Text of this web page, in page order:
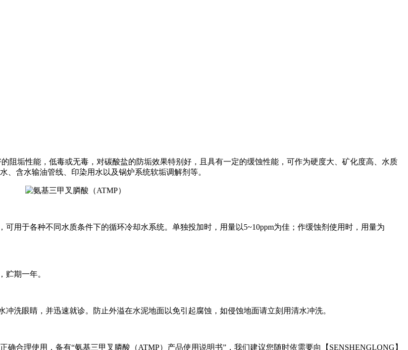
阻垢性能，低毒或无毒，对碳酸盐的防垢效果特别好，且具有一定的缓蚀性能，可作为硬度大、矿化度高、水质
含水输油管线、印染用水以及锅炉系统软垢调解剂等。
用于各种不同水质条件下的循环冷却水系统。单独投加时，用量以5~10ppm为佳；作缓蚀剂使用时，用量为
贮期一年。
洗眼睛，并迅速就诊。防止外溢在水泥地面以免引起腐蚀，如侵蚀地面请立刻用清水冲洗。
确合理使用，备有“氨基三甲叉膦酸（ATMP）产品使用说明书”，我们建议您随时依需要向【 SENSHENGLONG 】